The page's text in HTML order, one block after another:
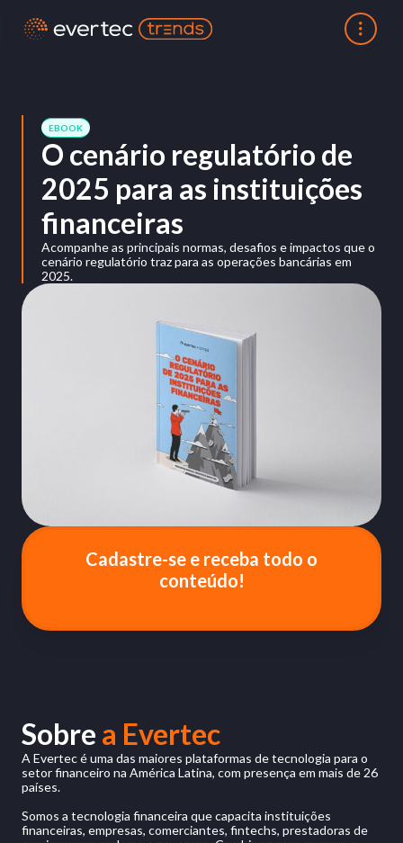
EBOOK
O cenário regulatório de
2025 para as instituições
financeiras
Acompanhe as principais normas, desafios e impactos que o
cenário regulatório traz para as operações bancárias em
2025.
Cadastre-se e receba todo o
conteúdo!
Sobre a Evertec
A Evertec é uma das maiores plataformas de tecnologia para o
setor financeiro na América Latina, com presença em mais de 26
países.
Somos a tecnologia financeira que capacita instituições
financeiras, empresas, comerciantes, fintechs, prestadoras de